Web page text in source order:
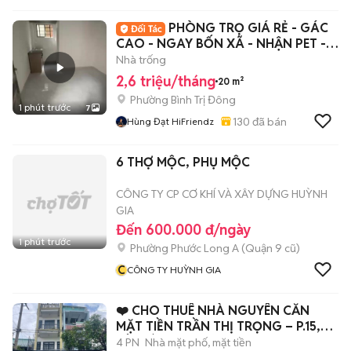
1 phút trước 7
PHÒNG TRỌ GIÁ RẺ - GÁC
CAO - NGAY BỐN XÃ - NHẬN PET -
XE ĐIỆN - 5P HIU
Nhà trống
2,6 triệu/tháng 20 m²
Phường Bình Trị Đông
Hùng Đạt HiFriendz 130 đã bán
1 phút trước
6 THỢ MỘC, PHỤ MỘC
CÔNG TY CP CƠ KHÍ VÀ XÂY DỰNG HUỲNH
GIA
Đến 600.000 đ/ngày
Phường Phước Long A (Quận 9 cũ)
CCÔNG TY HUỲNH GIA
❤️ CHO THUÊ NHÀ NGUYÊN CĂN
MẶT TIỀN TRẦN THỊ TRỌNG – P.15,
TÂN BÌNH ❤️
4 PN Nhà mặt phố, mặt tiền